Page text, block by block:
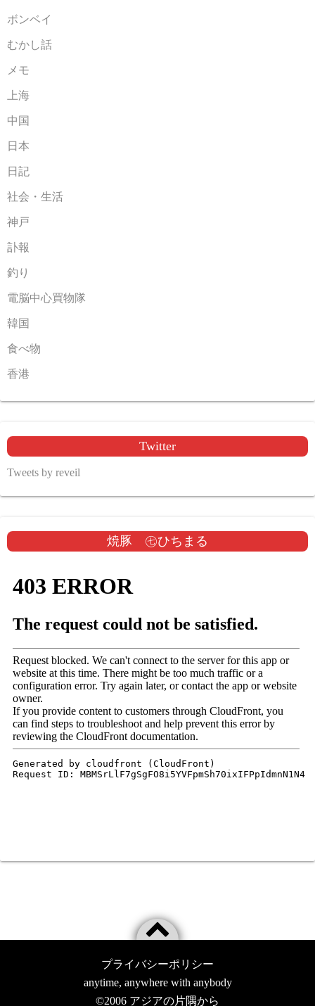
ボンベイ
むかし話
メモ
上海
中国
日本
日記
社会・生活
神戸
訃報
釣り
電脳中心買物隊
韓国
食べ物
香港
Twitter
Tweets by reveil
焼豚 ㊆ひちまる
プライバシーポリシー
anytime, anywhere with anybody
©2006 アジアの片隅から